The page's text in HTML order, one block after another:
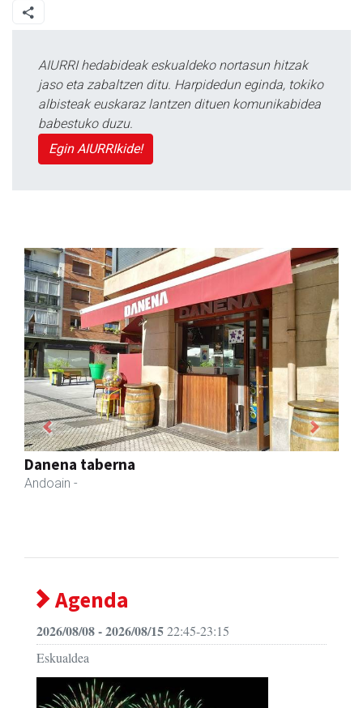
AIURRI hedabideak eskualdeko nortasun hitzak
jaso eta zabaltzen ditu. Harpidedun eginda, tokiko
albisteak euskaraz lantzen dituen komunikabidea
babestuko duzu.
Egin AIURRIkide!
Ados muntaiak
Previous Next
Agenda
2026/08/08 - 2026/08/1522:45-23:15
Eskualdea